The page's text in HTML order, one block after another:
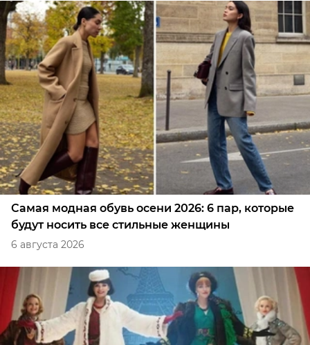
Самая модная обувь осени 2026: 6 пар, которые
будут носить все стильные женщины
6 августа 2026